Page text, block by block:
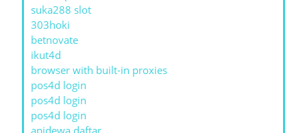
suka288 slot
303hoki
betnovate
ikut4d
browser with built-in proxies
pos4d login
pos4d login
pos4d login